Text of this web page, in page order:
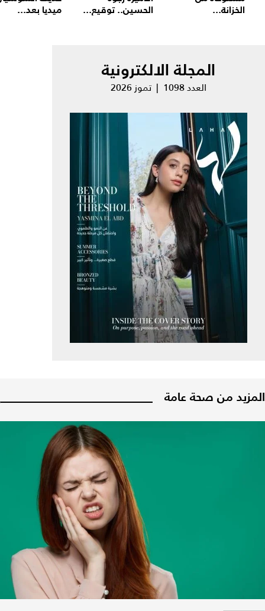
الخزانة... الحسين.. توقيع... ميديا بعد...
المجلة الالكترونية
العدد 1098 | تموز 2026
المزيد من صحة عامة